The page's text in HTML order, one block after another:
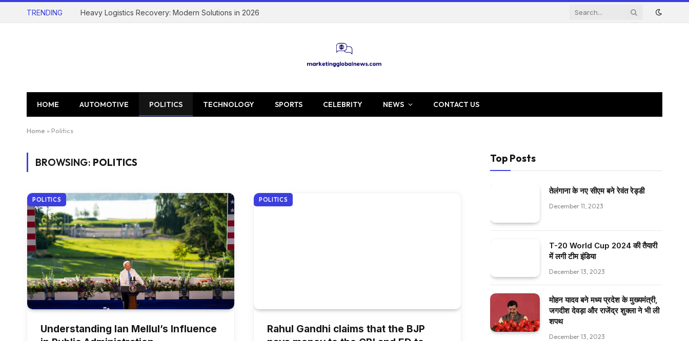
TRENDING Heavy Logistics Recovery: Modern Solutions in 2026
HOME AUTOMOTIVE POLITICS TECHNOLOGY SPORTS CELEBRITY NEWS CONTACT US
Home » Politics
BROWSING: POLITICS
POLITICS
Understanding Ian Mellul’s Influence
POLITICS
Rahul Gandhi claims that the BJP
Top Posts
तेलंगाना के नए सीएम बने रेवंत रेड्डी
December 11, 2023
T-20 World Cup 2024 की तैयारी
में लगी टीम इंडिया
December 13, 2023
मोहन यादव बने मध्य प्रदेश के मुख्यमंत्री,
जगदीश देवड़ा और राजेंद्र शुक्ला ने भी ली
शपथ
December 13, 2023